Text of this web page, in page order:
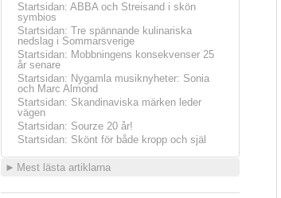
Startsidan: ABBA och Streisand i skön
symbios
Startsidan: Tre spännande kulinariska
nedslag i Sommarsverige
Startsidan: Mobbningens konsekvenser 25
år senare
Startsidan: Nygamla musiknyheter: Sonia
och Marc Almond
Startsidan: Skandinaviska märken leder
vägen
Startsidan: Sourze 20 år!
Startsidan: Skönt för både kropp och själ
► Mest lästa artiklarna